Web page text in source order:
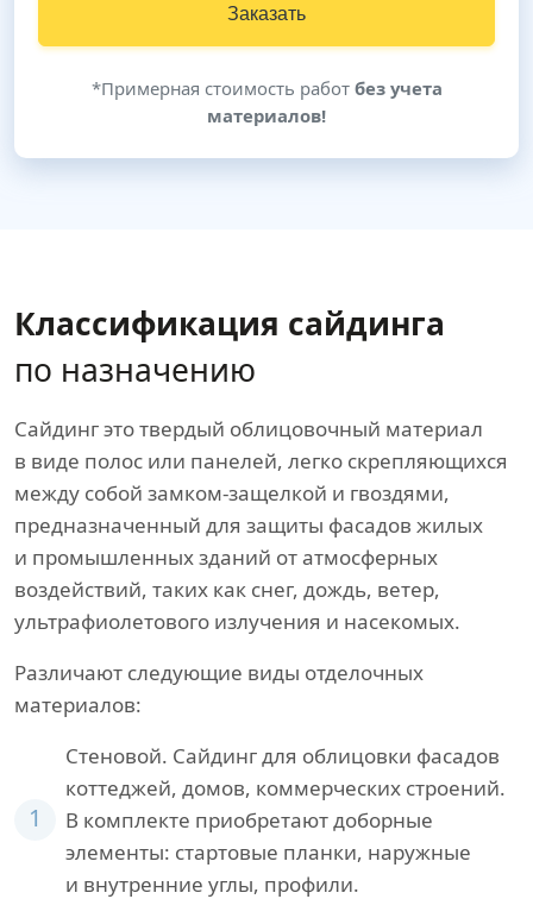
Заказать
*Примерная стоимость работ без учета
материалов!
Классификация сайдинга
по назначению
Сайдинг это твердый облицовочный материал
в виде полос или панелей, легко скрепляющихся
между собой замком-защелкой и гвоздями,
предназначенный для защиты фасадов жилых
и промышленных зданий от атмосферных
воздействий, таких как снег, дождь, ветер,
ультрафиолетового излучения и насекомых.
Различают следующие виды отделочных
материалов:
1
Стеновой. Сайдинг для облицовки фасадов
коттеджей, домов, коммерческих строений.
В комплекте приобретают доборные
элементы: стартовые планки, наружные
и внутренние углы, профили.